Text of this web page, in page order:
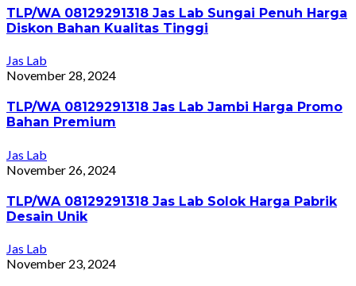
TLP/WA 08129291318 Jas Lab Sungai Penuh Harga
Diskon Bahan Kualitas Tinggi
Jas Lab
November 28, 2024
TLP/WA 08129291318 Jas Lab Jambi Harga Promo
Bahan Premium
Jas Lab
November 26, 2024
TLP/WA 08129291318 Jas Lab Solok Harga Pabrik
Desain Unik
Jas Lab
November 23, 2024